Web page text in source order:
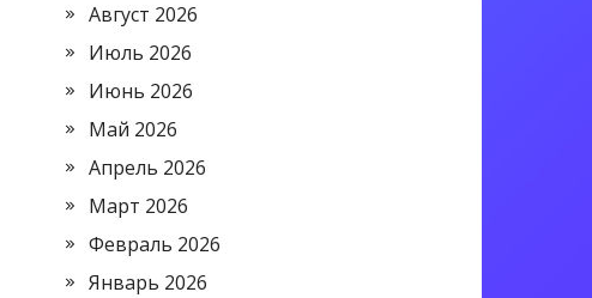
Август 2026
Июль 2026
Июнь 2026
Май 2026
Апрель 2026
Март 2026
Февраль 2026
Январь 2026